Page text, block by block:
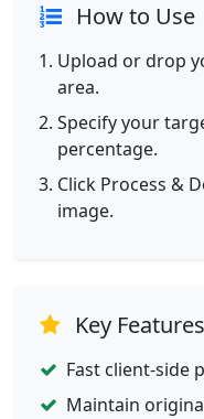
How to Use
Upload or drop
area.
Specify your
percentage.
Click Process &
image.
Key Features
Fast client-side
Maintain